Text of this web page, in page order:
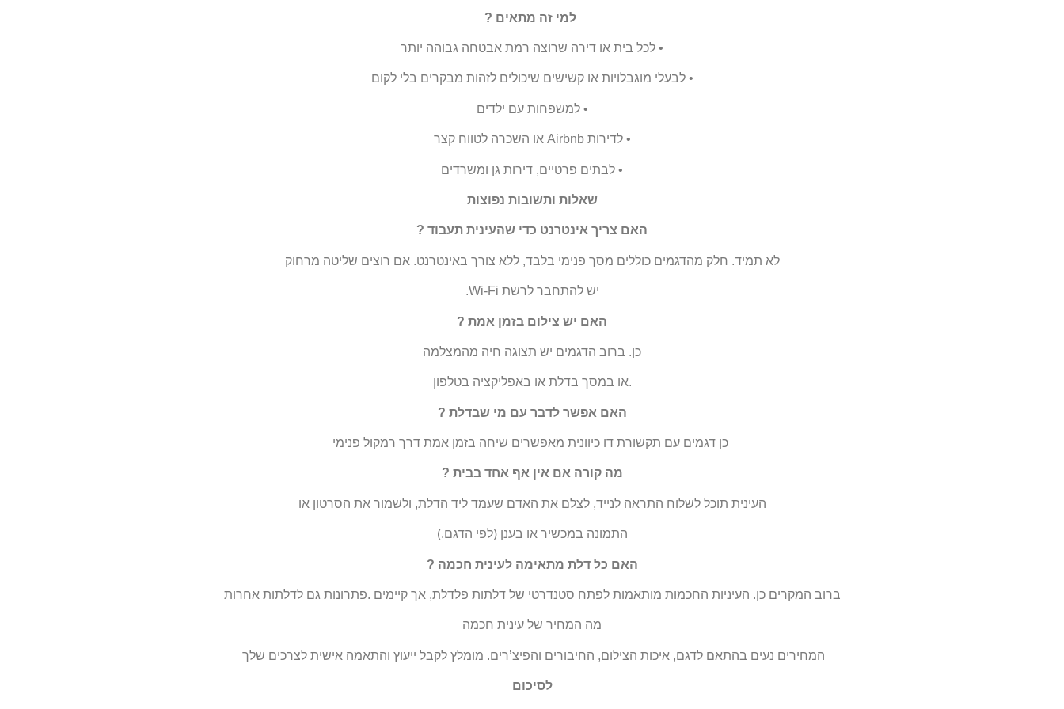
למי זה מתאים ?
• לכל בית או דירה שרוצה רמת אבטחה גבוהה יותר
•לבעלי מוגבלויות או קשישים שיכולים לזהות מבקרים בלי לקום
•למשפחות עם ילדים
•לדירותAirbnb או השכרה לטווח קצר
• לבתים פרטיים, דירות גן ומשרדים
שאלות ותשובות נפוצות
האם צריך אינטרנט כדי שהעינית תעבוד ?
לא תמיד. חלק מהדגמים כוללים מסך פנימי בלבד, ללא צורך באינטרנט. אם רוצים שליטה מרחוק
יש להתחבר לרשת Wi-Fi.
האם יש צילום בזמן אמת ?
כן. ברוב הדגמים יש תצוגה חיה מהמצלמה
.או במסך בדלת או באפליקציה בטלפון
האם אפשר לדבר עם מי שבדלת ?
כן דגמים עם תקשורת דו כיוונית מאפשרים שיחה בזמן אמת דרך רמקול פנימי
מה קורה אם אין אףאחד בבית ?
העינית תוכל לשלוח התראה לנייד, לצלם את האדם שעמד ליד הדלת, ולשמור את הסרטון או
התמונה במכשיר או בענן (לפי הדגם.)
האם כל דלת מתאימה לעינית חכמה ?
ברוב המקרים כן. העיניות החכמות מותאמות לפתח סטנדרטי של דלתות פלדלת, אך קיימים .פתרונות גם לדלתות אחרות
מה המחיר של עינית חכמה
המחירים נעים בהתאם לדגם, איכות הצילום, החיבורים והפיצ’רים. מומלץ לקבל ייעוץ והתאמה אישית לצרכים שלך
לסיכום